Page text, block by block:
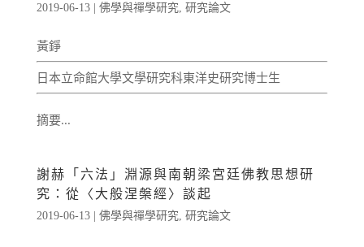
2019-06-13| 佛學與禪學研究 研究論文
黃錚
日本立命館大學文學研究科東洋史研究博士生
摘要...
謝赫「六法」淵源與南朝梁宮廷佛教思想研
究：從〈大般涅槃經〉談起
2019-06-13| 佛學與禪學研究, 研究論文